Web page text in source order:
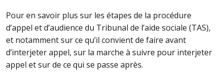
Pour en savoir plus sur les étapes de la procédure
d’appel et d’audience du Tribunal de l’aide sociale (TAS),
et notamment sur ce qu’il convient de faire avant
d’interjeter appel, sur la marche à suivre pour interjeter
appel et sur de ce qui se passe après.